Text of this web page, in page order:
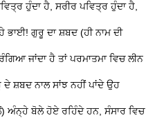
ਹੁੰਦਾ ਹੈ, ਸਰੀਰ ਪਵਿਤ੍ਰ ਹੁੰਦਾ ਹੈ,
ਗੁਰੂ ਦਾ ਸ਼ਬਦ (ਹੀ ਨਾਮ ਦੀ
ਜਾਂਦਾ ਹੈ ਤਾਂ ਪਰਮਾਤਮਾ ਵਿਚ ਲੀਨ
ਸ਼ਬਦ ਨਾਲ ਸਾਂਝ ਨਹੀਂ ਪਾਂਦੇ ਉਹ
ਬੋਲੇ ਹੋਏ ਰਹਿੰਦੇ ਹਨ, ਸੰਸਾਰ ਵਿਚ